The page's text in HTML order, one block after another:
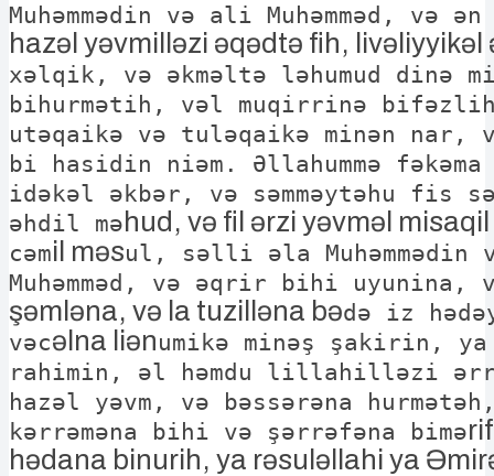
Muhəmmədin və ali Muhəmməd, və
hazəl yəvmilləzi əqədtə fih, livəliyyikəl
xəlqik, və əkməltə ləhumud dinə
bihurmətih, vəl muqirrinə
utəqaikə və tuləqaikə minən nar,
bi hasidin niəm. Əllahummə
idəkəl əkbər, və səmməytəhu fis
əhdil mə hud, və fil ərzi yəvməl
cəmil məsul, səlli əla Muhəmmədin
Muhəmməd, və əqrir bihi uyunina,
şəmləna, və la tuzilləna bədə iz
vəcəlna liənumikə minəş şakirin, ya
rahimin, əl həmdu lillahilləzi
hazəl yəvm, və bəssərəna
kərrəməna bihi və şərrəfəna bimə
hədana binurih, ya rəsuləllahi ya